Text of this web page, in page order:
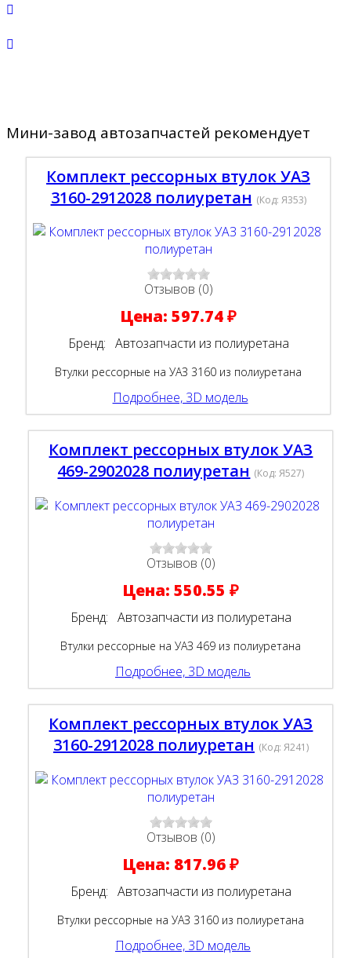
Мини-завод автозапчастей рекомендует
Комплект рессорных втулок УАЗ
3160-2912028 полиуретан (Код: Я353)
Отзывов (0)
Цена:597.74 ₽
Бренд: Автозапчасти из полиуретана
Втулки рессорные на УАЗ 3160 из полиуретана
Подробнее, 3D модель
Комплект рессорных втулок УАЗ
469-2902028 полиуретан (Код:Я527)
Отзывов (0)
Цена:550.55 ₽
Бренд: Автозапчасти из полиуретана
Втулки рессорные на УАЗ 469 из полиуретана
Подробнее, 3D модель
Комплект рессорных втулок УАЗ
3160-2912028 полиуретан (Код: Я241)
Отзывов (0)
Цена: 817.96 ₽
Бренд: Автозапчасти из полиуретана
Втулки рессорные на УАЗ 3160 из полиуретана
Подробнее, 3D модель